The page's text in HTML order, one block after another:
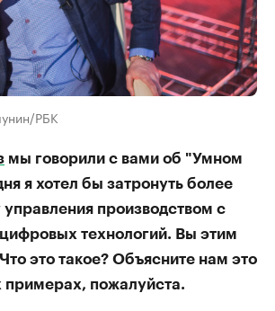
РБК
мы говорили с вами об "Умном
я хотел бы затронуть более
производством с
технологий. Вы этим
это такое? Объясните нам это
примерах, пожалуйста.